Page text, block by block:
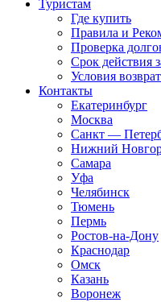
Туристам
Где купить
Правила и
Проверка
Срок действия
Условия
Контакты
Екатеринбург
Москва
Санкт —
Нижний
Самара
Уфа
Челябинск
Тюмень
Пермь
Ростов-на-Дону
Краснодар
Омск
Казань
Воронеж